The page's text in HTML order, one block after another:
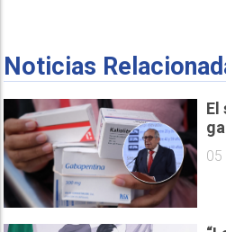
Noticias
El
05